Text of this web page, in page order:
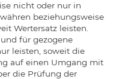
nicht oder nur in
beziehungsweise
Wertersatz leisten.
für gezogene
leisten, soweit die
auf einen Umgang mit
die Prüfung der